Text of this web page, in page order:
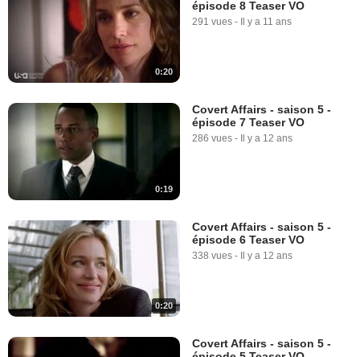
0:20
épisode 8 Teaser VO
291 vues - Il y a 11 ans
0:19
Covert Affairs - saison 5 -
épisode 7 Teaser VO
286 vues - Il y a 12 ans
0:20
Covert Affairs - saison 5 -
épisode 6 Teaser VO
338 vues - Il y a 12 ans
Covert Affairs - saison 5 -